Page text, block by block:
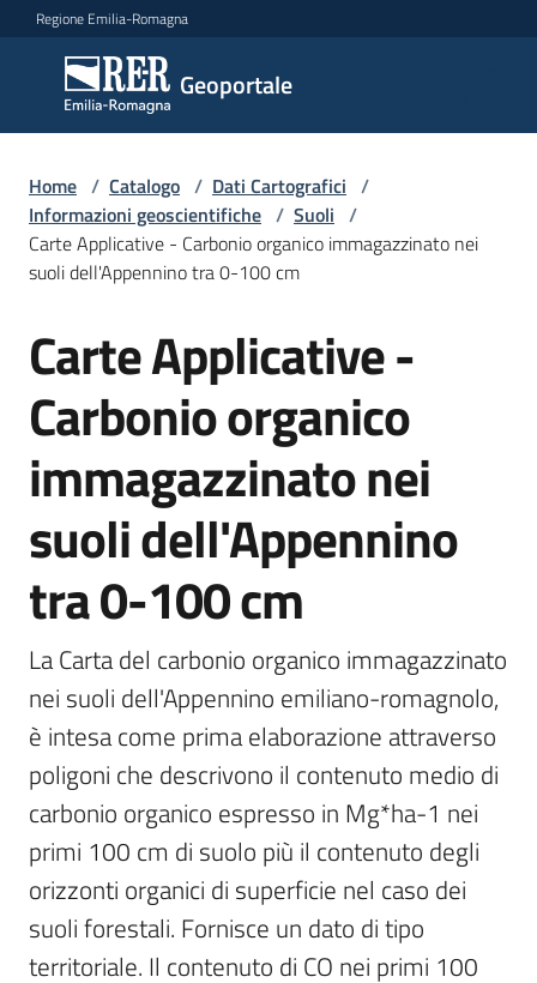
Vai al contenuto
Vai alla navigazione
Vai al footer
Regione Emilia-Romagna
Geoportale
Geoportale
Catalogo
dati,
servizi
e
Visualizza
dati
on-
line
Scarica
i
Approfondimenti
Archivio
cartografico
Home / Catalogo / Dati Cartografici /
Informazioni geoscientifiche / Suoli /
Carte Applicative - Carbonio organico immagazzinato nei
suoli dell'Appennino tra 0-100 cm
Salta al contenuto
Carte Applicative -
Carbonio organico
immagazzinato nei
suoli dell'Appennino
tra 0-100 cm
La Carta del carbonio organico immagazzinato
nei suoli dell'Appennino emiliano-romagnolo,
è intesa come prima elaborazione attraverso
poligoni che descrivono il contenuto medio di
carbonio organico espresso in Mg*ha-1 nei
primi 100 cm di suolo più il contenuto degli
orizzonti organici di superficie nel caso dei
suoli forestali. Fornisce un dato di tipo
territoriale. Il contenuto di CO nei primi 100